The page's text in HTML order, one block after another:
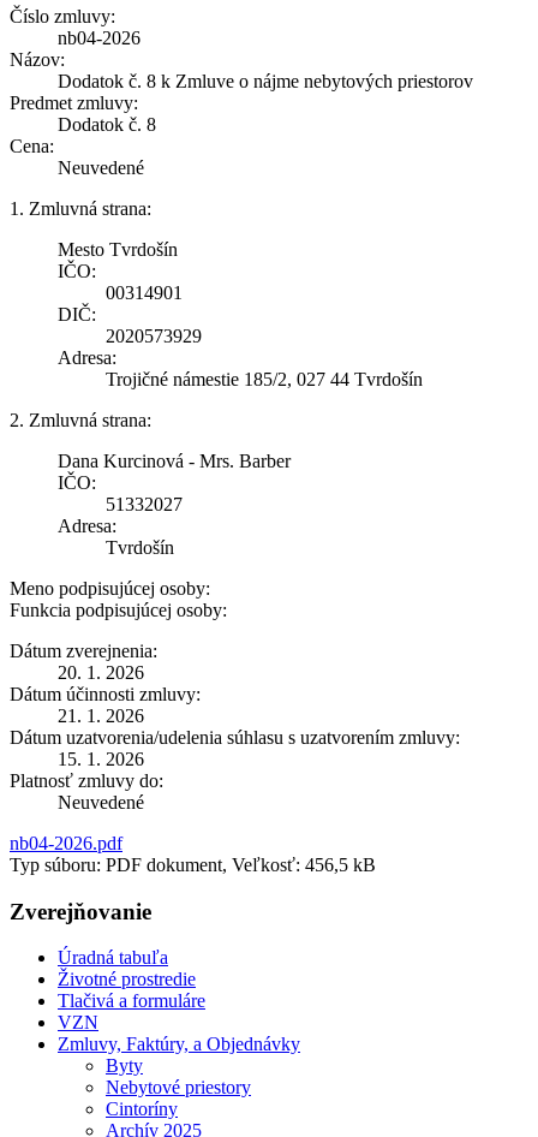
Číslo zmluvy:
nb04-2026
Názov:
Dodatok č. 8 k Zmluve o nájme nebytových priestorov
Predmet zmluvy:
Dodatok č. 8
Cena:
Neuvedené
1. Zmluvná strana:
Mesto Tvrdošín
IČO:
00314901
DIČ:
2020573929
Adresa:
Trojičné námestie 185/2, 027 44 Tvrdošín
2. Zmluvná strana:
Dana Kurcinová - Mrs. Barber
IČO:
51332027
Adresa:
Tvrdošín
Meno podpisujúcej osoby:
Funkcia podpisujúcej osoby:
Dátum zverejnenia:
20. 1. 2026
Dátum účinnosti zmluvy:
21. 1. 2026
Dátum uzatvorenia/udelenia súhlasu s uzatvorením zmluvy:
15. 1. 2026
Platnosť zmluvy do:
Neuvedené
nb04-2026.pdf
Typ súboru: PDF dokument, Veľkosť: 456,5 kB
Zverejňovanie
Úradná tabuľa
Životné prostredie
Tlačivá a formuláre
VZN
Zmluvy, Faktúry, a Objednávky
Byty
Nebytové priestory
Cintoríny
Archív 2025